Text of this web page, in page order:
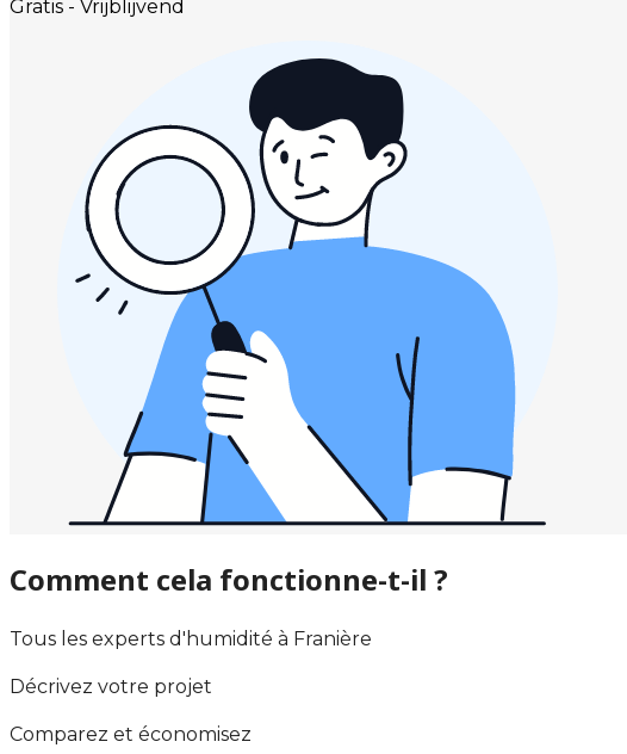
Gratis - Vrijblijvend
Comment cela fonctionne-t-il ?
Tous les experts d'humidité à Franière
Décrivez votre projet
Comparez et économisez